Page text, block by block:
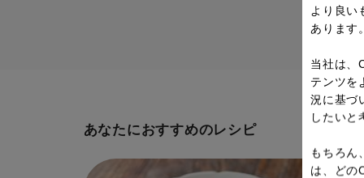
あなたにおすすめのレシピ
より良い
あります
当社は、
テンツを
況に基づ
したいと
もちろん
は、どの